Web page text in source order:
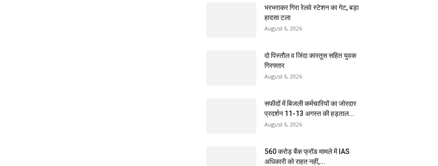
भरभराकर गिरा रेलवे स्टेशन का गेट, बड़ा
हादसा टला
August 6, 2026
दो पिस्तौल व जिंदा कारतूस सहित युवक
गिरफ्तार
August 6, 2026
सफीदों में बिजली कर्मचारियों का जोरदार
प्रदर्शन 11-13 अगस्त की हड़ताल...
August 6, 2026
₹560 करोड़ बैंक फ्रॉड मामले में IAS
अधिकारी को राहत नहीं,...